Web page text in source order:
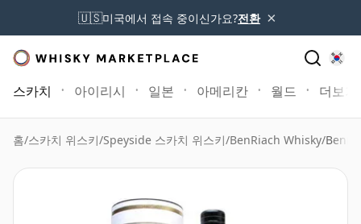
🇺🇸미국에서 접속 중이신가요?전환 ×
스카치 아이리시 일본 아메리칸 월드 더보기
홈/스카치 위스키/Speyside 스카치 위스키/BenRiach Whisky/